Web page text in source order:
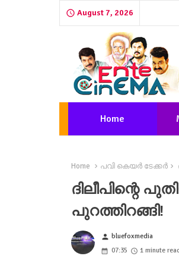
August 7, 2026
Home
Home പവി കെയർ ടേക്കർ
ദിലീപിന്റെ
പുറത്തിറങ്ങി!
person bluefoxmedia
07:35
1 minute